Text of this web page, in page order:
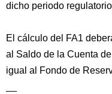
dicho periodo
El cálculo del FA1
al Saldo de la Cuenta
igual al Fondo de